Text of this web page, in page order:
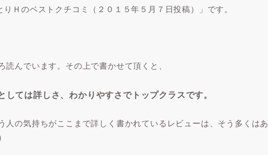
Ｈのベストクチコミ（２０１５年５月７日投稿）」です。
んでいます。その上で書かせて頂くと、
ては詳しさ、わかりやすさでトップクラスです。
人の気持ちがここまで詳しく書かれているレビューは、そう多くはあ